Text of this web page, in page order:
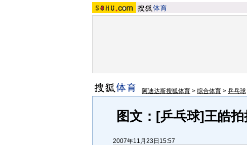
阿迪达斯搜狐体育 > 综合体育 > 乒乓球
图文：[乒乓球]王皓
2007年11月23日15:57